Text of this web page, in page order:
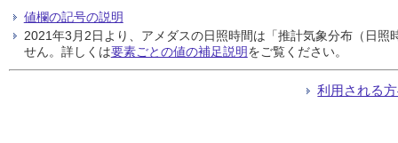
値欄の記号の説明
2021年3月2日より、アメダスの日照時間は「推計気象分布（日
せん。詳しくは要素ごとの値の補足説明をご覧ください。
利用される